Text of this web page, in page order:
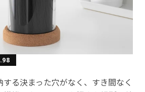
る決まった穴がなく、すき間なく